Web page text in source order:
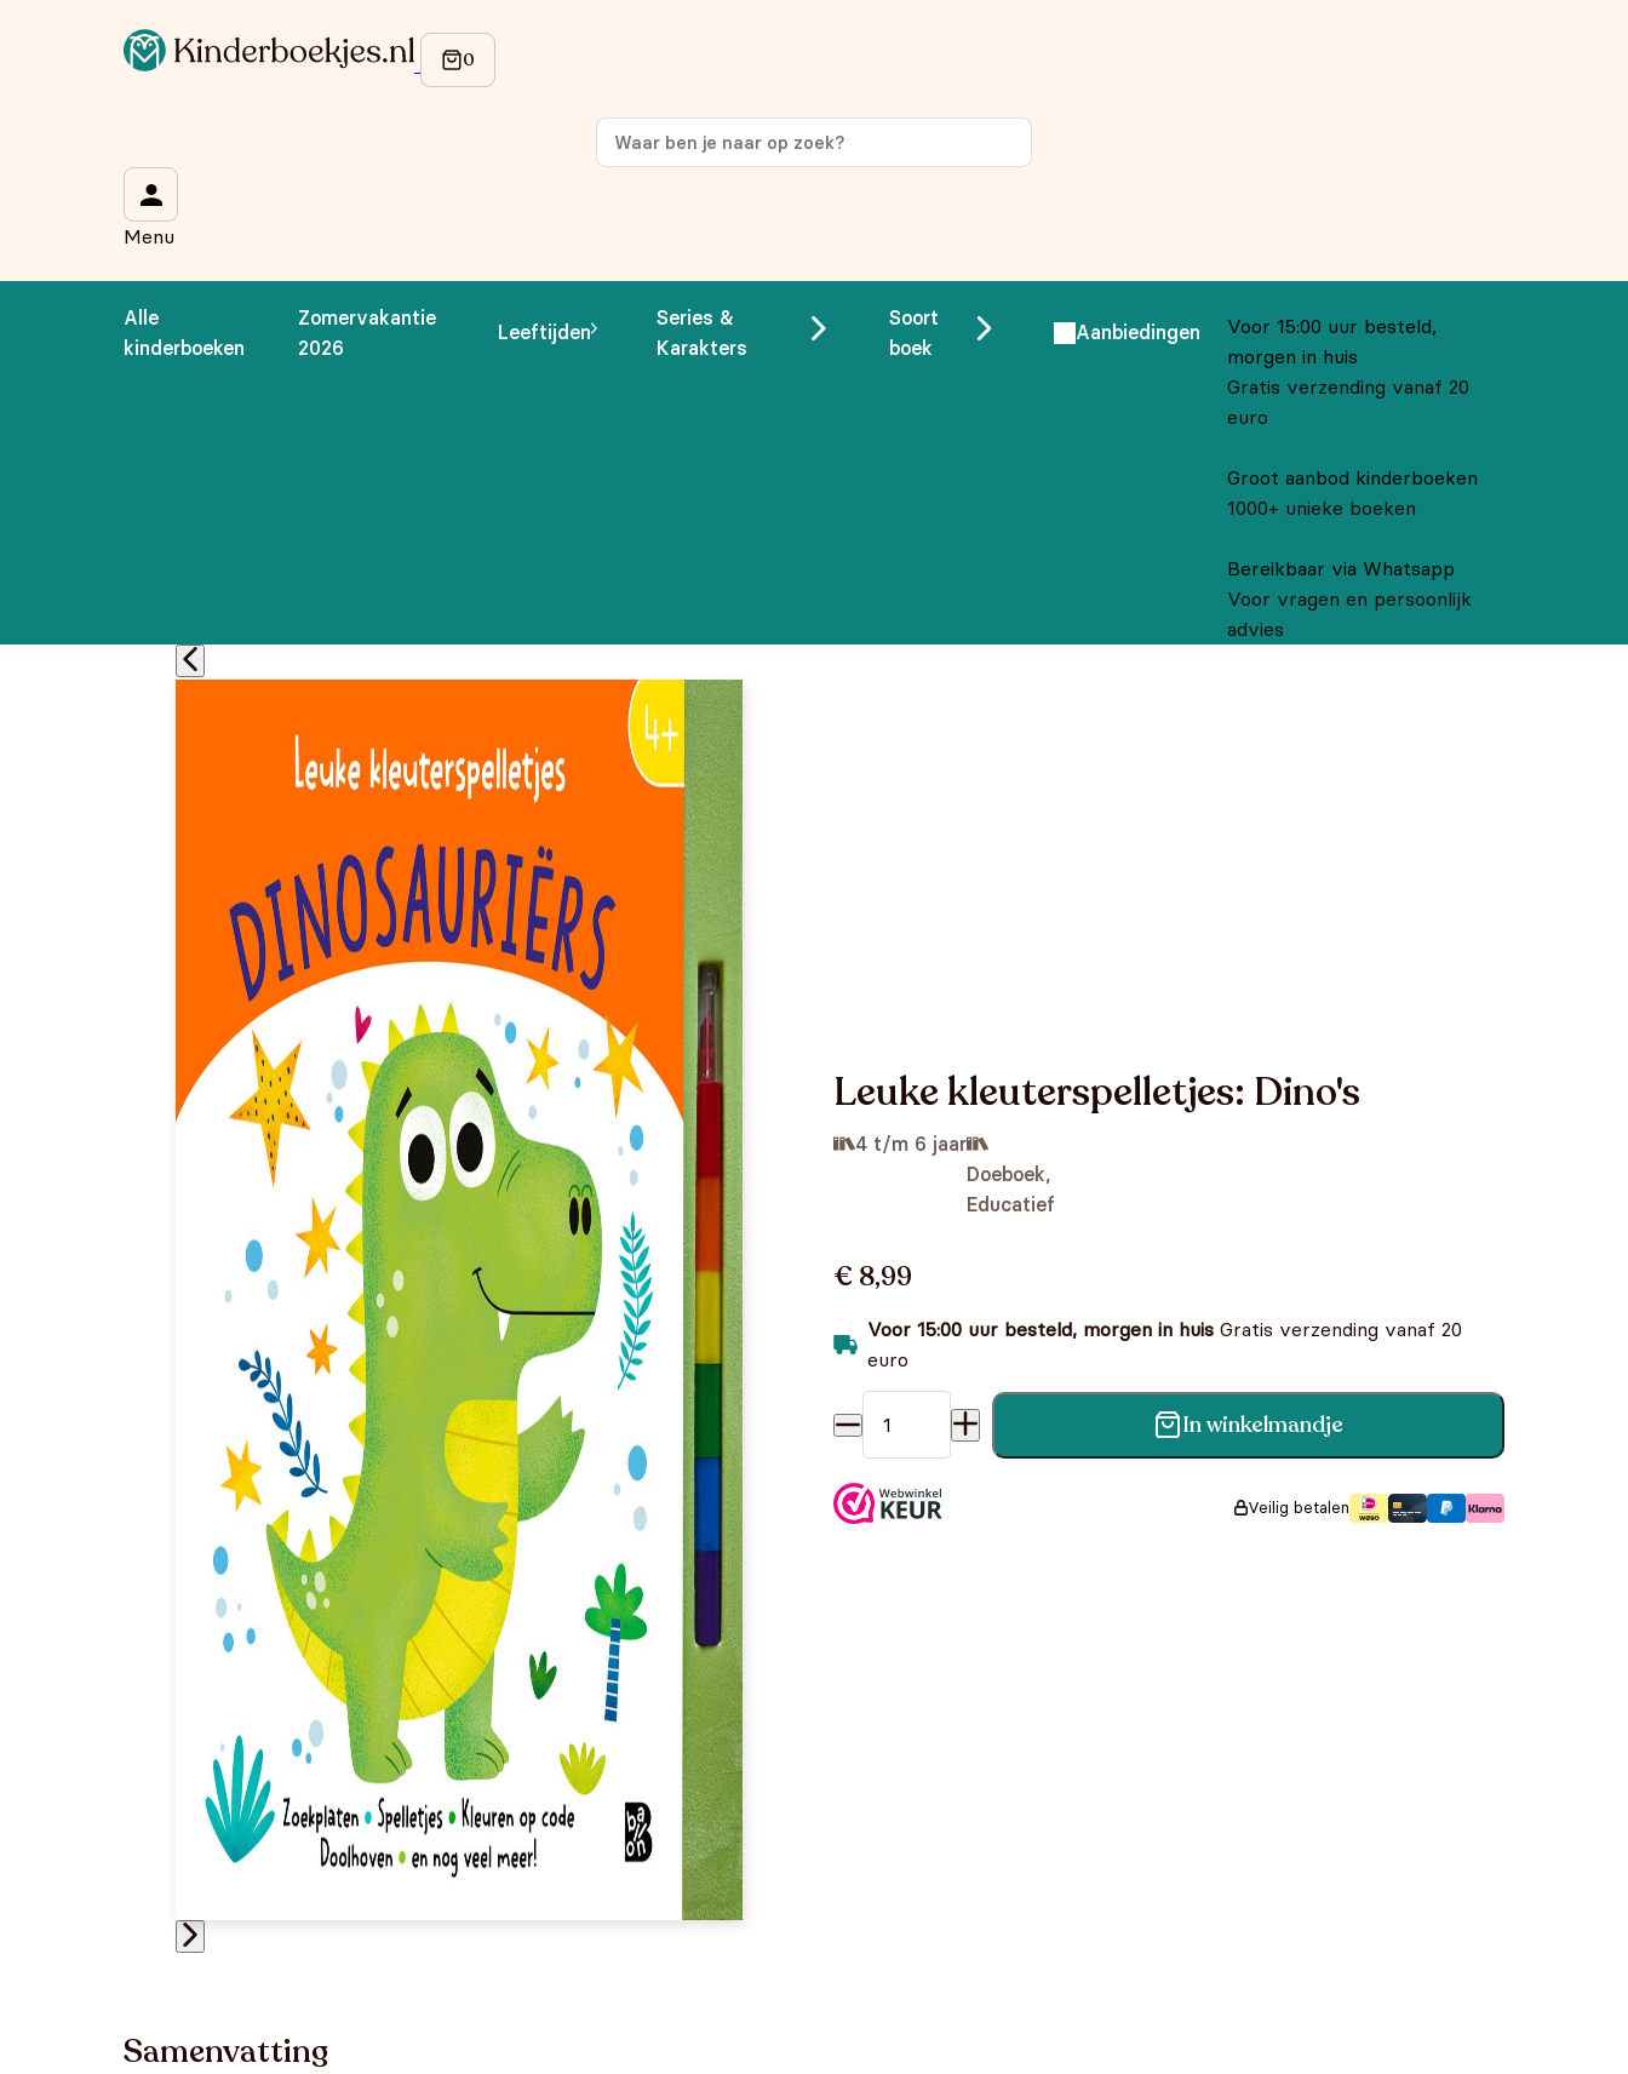
Menu
Alle
kinderboeken
Zomervakantie
2026
Leeftijden
Series &
Karakters
Soort
boek
Aanbiedingen
Voor 15:00 uur besteld,
morgen in huis
Gratis verzending vanaf 20
euro
Groot aanbod kinderboeken
1000+ unieke boeken
Bereikbaar via Whatsapp
Voor vragen en persoonlijk
advies
Leuke kleuterspelletjes: Dino's
4 t/m 6 jaar
Doeboek,
Educatief
€ 8,99
Voor 15:00 uur besteld, morgen in huis Gratis verzending vanaf 20
euro
Leuke kleuterspelletjes: Dino's aantal In winkelmandje
Veilig betalen
Samenvatting
Op de hoogte blijven van onze acties?
op je eerste aankoop!
Wat is je voornaam?
Aanmelden